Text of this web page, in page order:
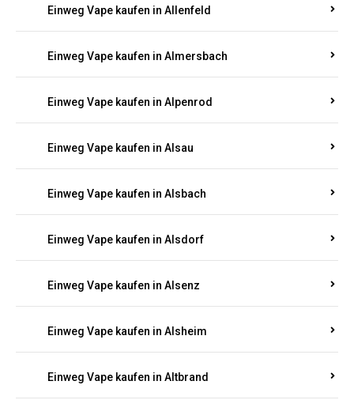
Einweg Vape kaufen in Allenfeld
Einweg Vape kaufen in Almersbach
Einweg Vape kaufen in Alpenrod
Einweg Vape kaufen in Alsau
Einweg Vape kaufen in Alsbach
Einweg Vape kaufen in Alsdorf
Einweg Vape kaufen in Alsenz
Einweg Vape kaufen in Alsheim
Einweg Vape kaufen in Altbrand